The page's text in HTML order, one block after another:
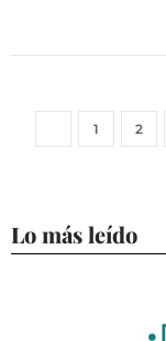
1 2
Lo más leído